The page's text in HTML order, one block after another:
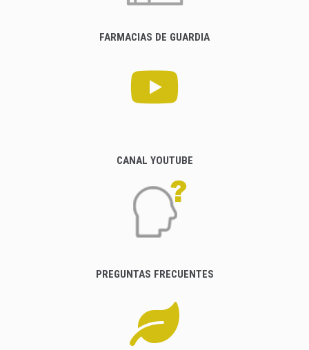
FARMACIAS DE GUARDIA
CANAL YOUTUBE
PREGUNTAS FRECUENTES